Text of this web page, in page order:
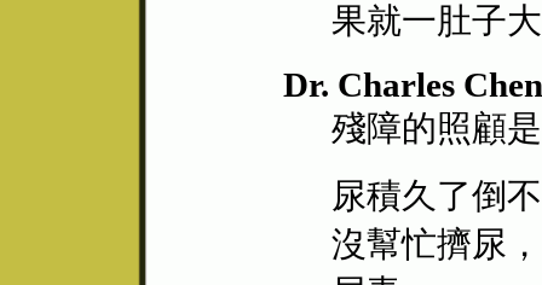
果就一肚子
Dr. Charles
殘障的照顧
尿積久了倒
沒幫忙擠尿